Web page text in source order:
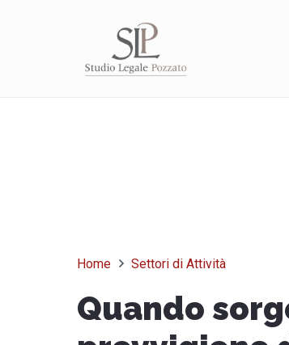
Home Settori di Attività
Quando